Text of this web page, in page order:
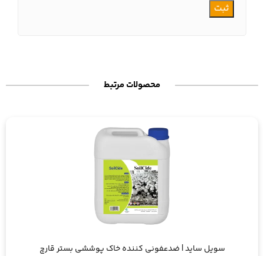
محصولات مرتبط
سویل ساید | ضدعفونی کننده خاک پوششی بستر قارچ